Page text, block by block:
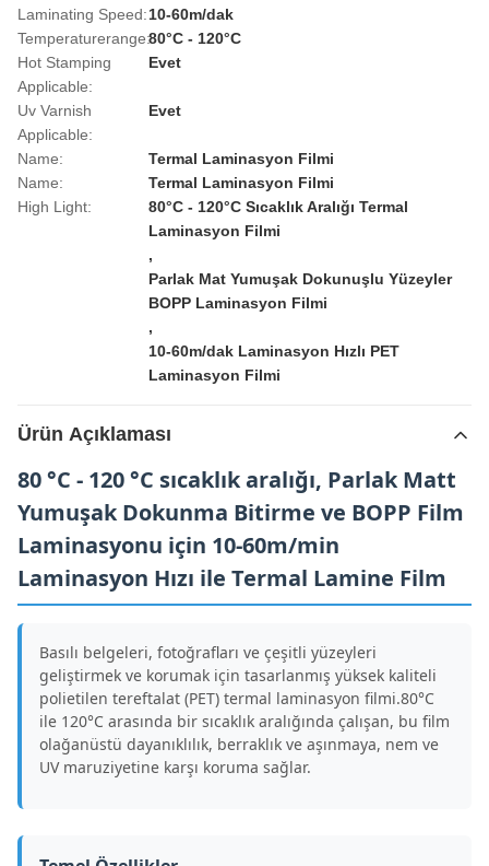
Laminating Speed:10-60m/dak
Temperaturerange:80°C - 120°C
Hot Stamping
Applicable:
Evet
Uv Varnish
Applicable:
Evet
Name:
Termal Laminasyon Filmi
Name:
Termal Laminasyon Filmi
High Light:
80°C - 120°C Sıcaklık Aralığı Termal
Laminasyon Filmi
,
Parlak Mat Yumuşak Dokunuşlu Yüzeyler
BOPP Laminasyon Filmi
,
10-60m/dak Laminasyon Hızlı PET
Laminasyon Filmi
Ürün Açıklaması
80 °C - 120 °C sıcaklık aralığı, Parlak Matt
Yumuşak Dokunma Bitirme ve BOPP Film
Laminasyonu için 10-60m/min
Laminasyon Hızı ile Termal Lamine Film
Basılı belgeleri, fotoğrafları ve çeşitli yüzeyleri
geliştirmek ve korumak için tasarlanmış yüksek kaliteli
polietilen tereftalat (PET) termal laminasyon filmi.80°C
ile 120°C arasında bir sıcaklık aralığında çalışan, bu film
olağanüstü dayanıklılık, berraklık ve aşınmaya, nem ve
UV maruziyetine karşı koruma sağlar.